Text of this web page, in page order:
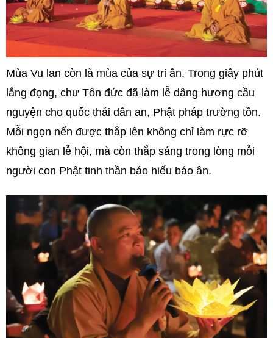
Mùa Vu lan còn là mùa của sự tri ân. Trong giây phút
lắng đọng, chư Tôn đức đã làm lễ dâng hương cầu
nguyện cho quốc thái dân an, Phật pháp trường tồn.
Mỗi ngọn nến được thắp lên không chỉ làm rực rỡ
không gian lễ hội, mà còn thắp sáng trong lòng mỗi
người con Phật tinh thần báo hiếu báo ân.